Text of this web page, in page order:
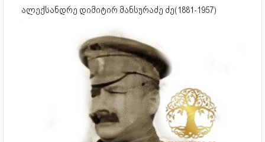
ალექსანდრე დიმიტირ მანსურაძე ძე(1881-1957)